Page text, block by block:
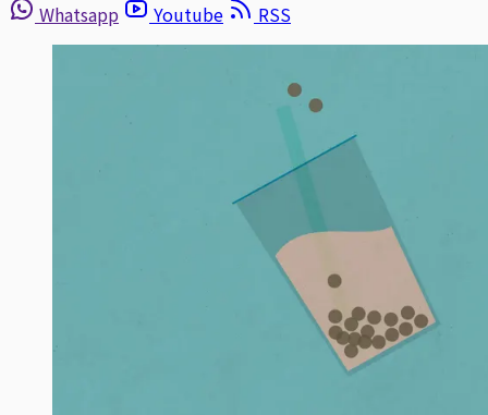
Whatsapp
Youtube RSS